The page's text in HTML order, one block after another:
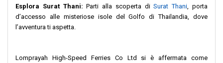
Esplora Surat Thani: Parti alla scoperta diSurat Thani , porta
d’accesso alle misteriose isole del Golfo di Thailandia, dove
l’avventura ti aspetta.
Lomprayah High-Speed Ferries Co Ltd si è affermata come